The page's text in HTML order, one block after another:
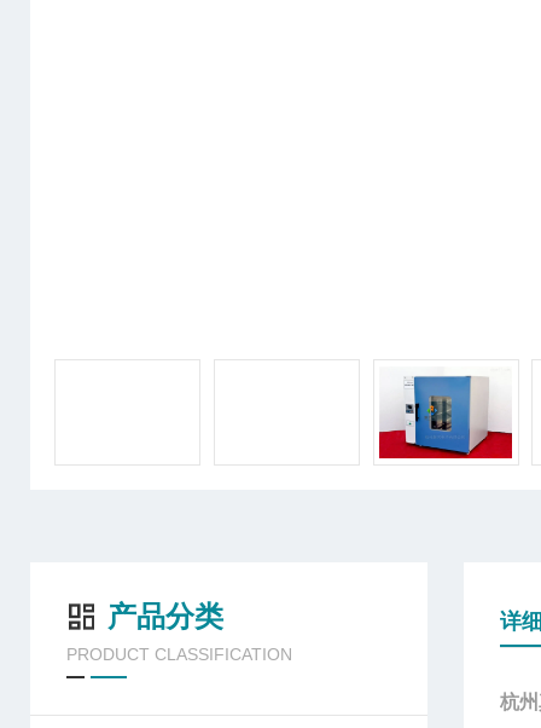
产品分类
PRODUCT CLASSIFICATION
详
杭